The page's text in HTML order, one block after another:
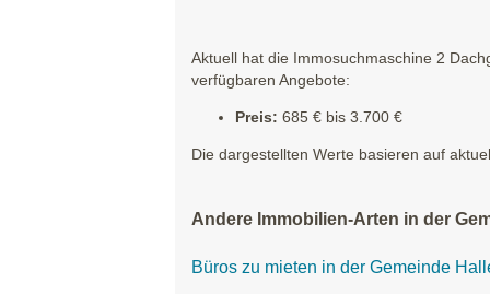
Aktuell hat die Immosuchmaschine 2
verfügbaren Angebote:
Preis: 685 € bis 3.700 €
Die dargestellten Werte basieren auf
Andere Immobilien-Arten in der
Büros zu mieten in der Gemeinde